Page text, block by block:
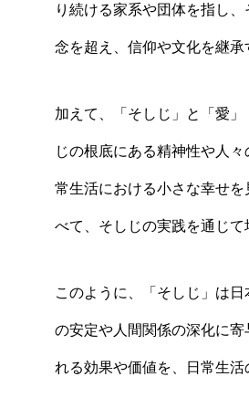
り続ける家系や団体を指し
念を超え、信仰や文化を継承
加えて、「そしじ」と「愛
じの根底にある精神性や人
常生活における小さな幸せ
べて、そしじの実践を通じ
このように、「そしじ」は
の安定や人間関係の深化に
れる効果や価値を、日常生活